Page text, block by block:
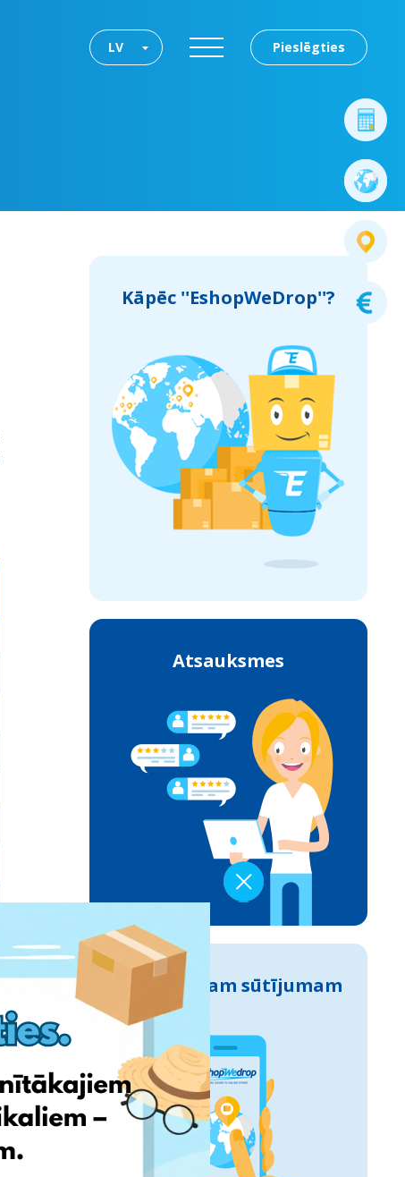
Pieslēgties
LV
Kāpēc ''EshopWeDrop''?
Atsauksmes
Izseko savam sūtījumam